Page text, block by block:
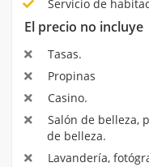
Servicio de
El precio no incluye
Tasas.
Propinas
Casino.
Salón de belleza,
de belleza.
Lavandería,